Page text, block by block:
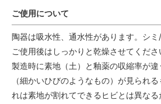
ご使用について
陶器は吸水性、通水性があります。シ
ご使用後はしっかりと乾燥させてくださ
製造時に素地（土）と釉薬の収縮率が違
（細かいひびのようなもの）が見られ
れは素地が割れてできるヒビとは異な